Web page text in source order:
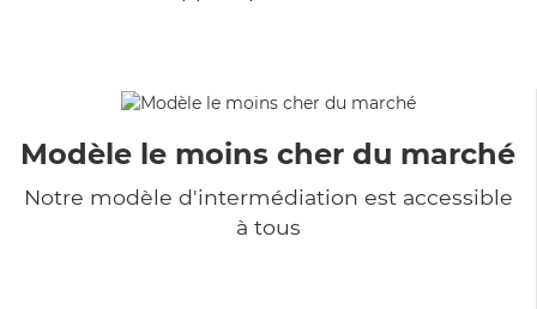
Modèle le moins cher du marché
Notre modèle d'intermédiation est accessible
à tous